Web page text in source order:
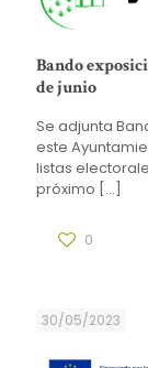
Bando
de junio
Se adjunta
este
listas
próximo […]
0
30/05/2023